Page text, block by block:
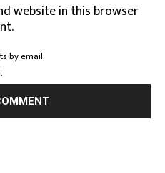
website in this browser
by email.